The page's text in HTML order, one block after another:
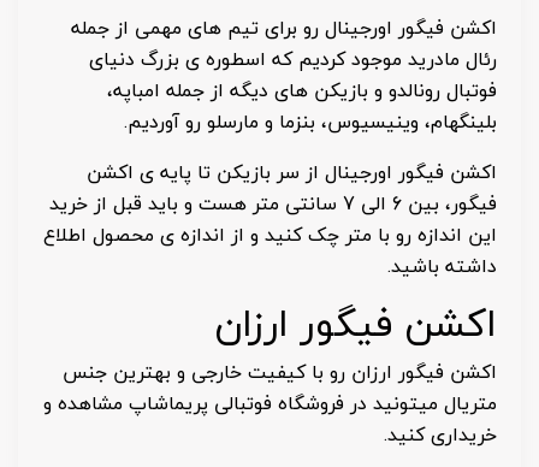
اکشن فیگور اورجینال رو برای تیم های مهمی از جمله
رئال مادرید موجود کردیم که اسطوره ی بزرگ دنیای
فوتبال رونالدو و بازیکن های دیگه از جمله امباپه،
بلینگهام، وینیسیوس، بنزما و مارسلو رو آوردیم.
اکشن فیگور اورجینال از سر بازیکن تا پایه ی اکشن
فیگور، بین 6 الی 7 سانتی متر هست و باید قبل از خرید
این اندازه رو با متر چک کنید و از اندازه ی محصول اطلاع
داشته باشید.
اکشن فیگور ارزان
اکشن فیگور ارزان رو با کیفیت خارجی و بهترین جنس
متریال میتونید در فروشگاه فوتبالی پریماشاپ مشاهده و
خریداری کنید.